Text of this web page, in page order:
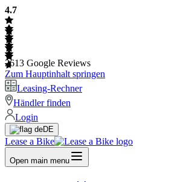
4.7
2613 Google Reviews
Zum Hauptinhalt springen
Leasing-Rechner
Händler finden
Login
DE
Lease a Bike
Open main menu